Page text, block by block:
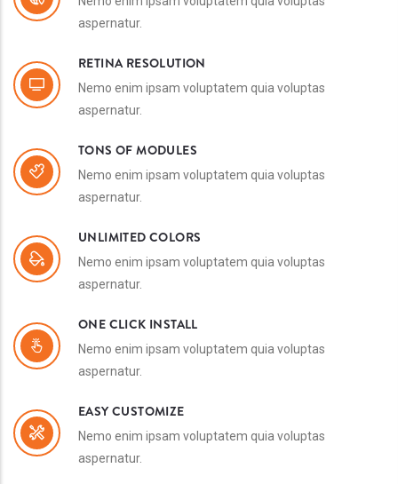
aspernatur.
RETINA RESOLUTION
Nemo enim ipsam voluptatem quia voluptas
aspernatur.
TONS OF MODULES
Nemo enim ipsam voluptatem quia voluptas
aspernatur.
UNLIMITED COLORS
Nemo enim ipsam voluptatem quia voluptas
aspernatur.
ONE CLICK INSTALL
Nemo enim ipsam voluptatem quia voluptas
aspernatur.
EASY CUSTOMIZE
Nemo enim ipsam voluptatem quia voluptas
aspernatur.